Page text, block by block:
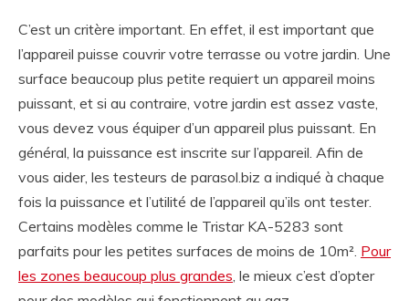
C’est un critère important. En effet, il est important que
l’appareil puisse couvrir votre terrasse ou votre jardin. Une
surface beaucoup plus petite requiert un appareil moins
puissant, et si au contraire, votre jardin est assez vaste,
vous devez vous équiper d’un appareil plus puissant. En
général, la puissance est inscrite sur l’appareil. Afin de
vous aider, les testeurs de parasol.biz a indiqué à chaque
fois la puissance et l’utilité de l’appareil qu’ils ont tester.
Certains modèles comme le Tristar KA-5283 sont
parfaits pour les petites surfaces de moins de 10m². Pour
les zones beaucoup plus grandes , le mieux c’est d’opter